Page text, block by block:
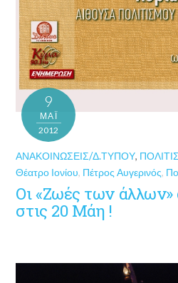
9
ΜΑΪ́
2012
ΑΝΑΚΟΙΝΏΣΕΙΣ/Δ.ΤΎΠΟΥ,
Θέατρο Ιονίου, Πέτρος Αυγερινός,
Οι «Ζωές των
στις 20 Μάη !